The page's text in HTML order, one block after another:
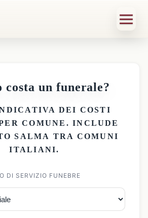
costa un funerale?
DEI COSTI
COMUNE . INCLUDE
SALMA TRA COMUNI
ITALIANI.
DI SERVIZIO FUNEBRE